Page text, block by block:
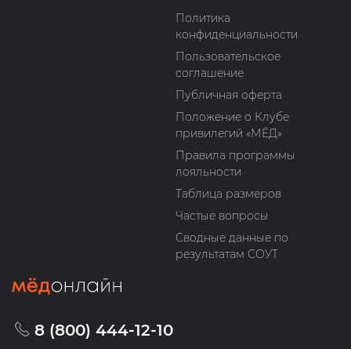
Политика
конфиденциальности
Пользовательское
соглашение
Публичная оферта
Положение о Клубе
привилегий «МЁД»
Правила программы
лояльности
Таблица размеров
Частые вопросы
Сводные данные по
результатам СОУТ
8 (800) 444-12-10